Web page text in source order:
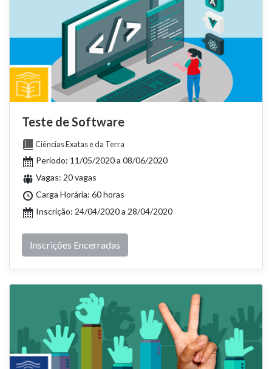
Teste de Software
Ciências Exatas e da Terra
Período: 11/05/2020 a 08/06/2020
Vagas: 20 vagas
Carga Horária: 60 horas
Inscrição: 24/04/2020 a 28/04/2020
Inscrições Encerradas